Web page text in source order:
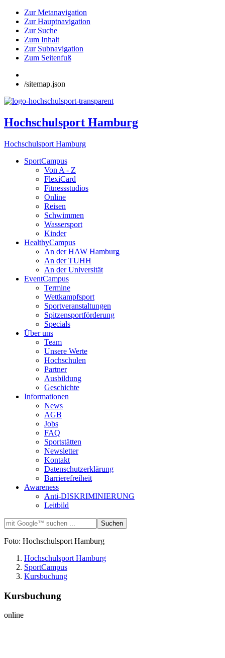
Zur Metanavigation
Zur Hauptnavigation
Zur Suche
Zum Inhalt
Zur Subnavigation
Zum Seitenfuß
/sitemap.json
Hochschulsport Hamburg
Hochschulsport Hamburg
SportCampus
Von A - Z
FlexiCard
Fitnessstudios
Online
Reisen
Schwimmen
Wassersport
Kinder
HealthyCampus
An der HAW Hamburg
An der TUHH
An der Universität
EventCampus
Termine
Wettkampfsport
Sportveranstaltungen
Spitzensportförderung
Specials
Über uns
Team
Unsere Werte
Hochschulen
Partner
Ausbildung
Geschichte
Informationen
News
AGB
Jobs
FAQ
Sportstätten
Newsletter
Kontakt
Datenschutzerklärung
Barrierefreiheit
Awareness
Anti-DISKRIMINIERUNG
Leitbild
Foto: Hochschulsport Hamburg
Hochschulsport Hamburg
SportCampus
Kursbuchung
Kursbuchung
online